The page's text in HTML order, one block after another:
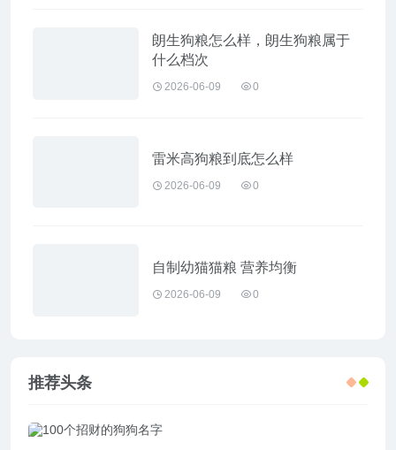
朗生狗粮怎么样，朗生狗粮属于
什么档次
2026-06-09 0
雷米高狗粮到底怎么样
2026-06-09 0
自制幼猫猫粮 营养均衡
2026-06-09 0
推荐头条